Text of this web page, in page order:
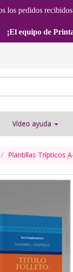
los pedidos
¡El equipo de
Vídeo ayuda
Plantillas Trípticos